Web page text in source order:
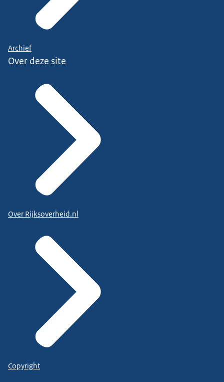
Archief
Over deze site
Over Rijksoverheid.nl
Copyright